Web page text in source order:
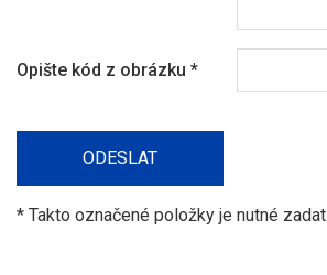
Opište kód z obrázku *
* Takto označené položky je nutné zadat